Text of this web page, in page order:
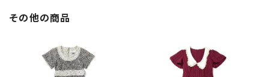
その他の商品